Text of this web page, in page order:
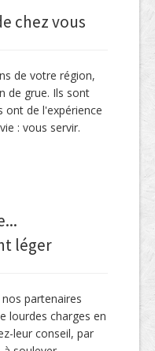
chez vous
de votre région,
de grue. Ils sont
ont de l'expérience
: vous servir.
léger
partenaires
lourdes charges en
leur conseil, par